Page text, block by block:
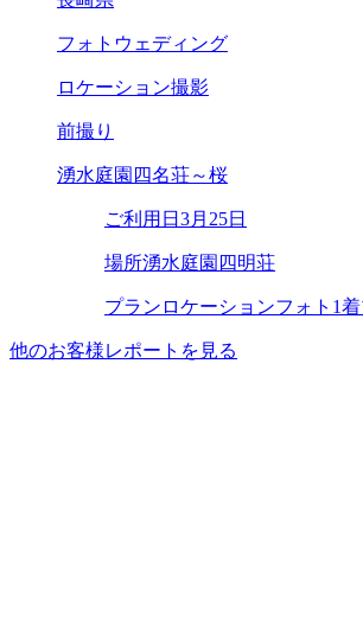
フォトウェディング
ロケーション撮影
前撮り
湧水庭園四名荘～桜
ご利用日 3月25日
場所湧水庭園四明荘
プラン ロケーションフォト1着
他のお客様レポートを見る